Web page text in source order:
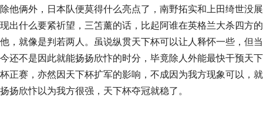
除他俩外，日本队便莫得什么亮点了，南野拓实和上田绮世没展
现出什么要紧祈望，三笘薰的话，比起阿谁在英格兰大杀四方的
他，就像是判若两人。虽说纵贯天下杯可以让人释怀一些，但当
今还不是因此就能扬扬欣忭的时分，毕竟除人外能最快干预天下
杯正赛，亦然因天下杯扩军的影响，不成因为我方现象可以，就
扬扬欣忭以为我方很强，天下杯夺冠就稳了。